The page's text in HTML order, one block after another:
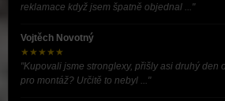
reklamace když jsem špatně objednal ..."
Vojtěch Novotný
★★★★★
"Kupovali jsme stronglexy, přišly asi druhý den
pro montáž? Určitě to nebyl ..."